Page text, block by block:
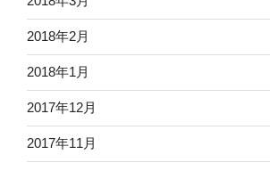
2018年2月
2018年1月
2017年12月
2017年11月